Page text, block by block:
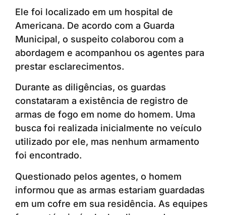
Ele foi localizado em um hospital de
Americana. De acordo com a Guarda
Municipal, o suspeito colaborou com a
abordagem e acompanhou os agentes para
prestar esclarecimentos.
Durante as diligências, os guardas
constataram a existência de registro de
armas de fogo em nome do homem. Uma
busca foi realizada inicialmente no veículo
utilizado por ele, mas nenhum armamento
foi encontrado.
Questionado pelos agentes, o homem
informou que as armas estariam guardadas
em um cofre em sua residência. As equipes